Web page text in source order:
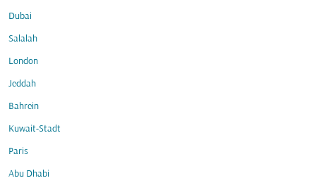
Dubai
Salalah
London
Jeddah
Bahrein
Kuwait-Stadt
Paris
Abu Dhabi